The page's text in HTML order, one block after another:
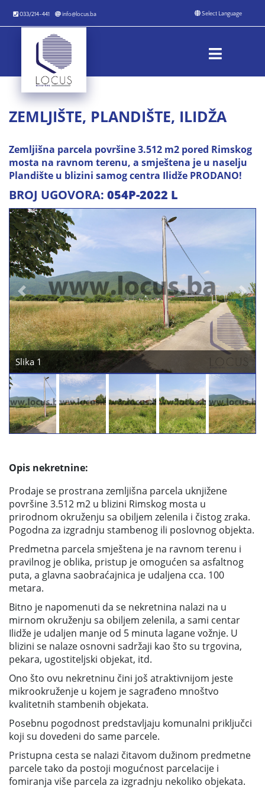
033/214-441 info@locus.ba
ZEMLJIŠTE, PLANDIŠTE, ILIDŽA
Zemljišna parcela površine 3.512 m2 pored Rimskog
mosta na ravnom terenu, a smještena je u naselju
Plandište u blizini samog centra Ilidže PRODANO!
BROJ UGOVORA: 054P-2022 L
Slika 2
Previous Next
Opis nekretnine:
Prodaje se prostrana zemljišna parcela uknjižene
površine 3.512 m2 u blizini Rimskog mosta u
prirodnom okruženju sa obiljem zelenila i čistog zraka.
Pogodna za izgradnju stambenog ili poslovnog objekta.
Predmetna parcela smještena je na ravnom terenu i
pravilnog je oblika, pristup je omogućen sa asfaltnog
puta, a glavna saobraćajnica je udaljena cca. 100
metara.
Bitno je napomenuti da se nekretnina nalazi na u
mirnom okruženju sa obiljem zelenila, a sami centar
Ilidže je udaljen manje od 5 minuta lagane vožnje. U
blizini se nalaze osnovni sadržaji kao što su trgovina,
pekara, ugostiteljski objekat, itd.
Ono što ovu nekretninu čini još atraktivnijom jeste
mikrookruženje u kojem je sagrađeno mnoštvo
kvalitetnih stambenih objekata.
Posebnu pogodnost predstavljaju komunalni priključci
koji su dovedeni do same parcele.
Pristupna cesta se nalazi čitavom dužinom predmetne
parcele tako da postoji mogućnost parcelacije i
fomiranja više parcela za izgradnju nekoliko objekata.